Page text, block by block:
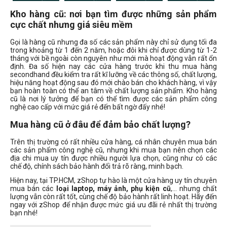
Dòng máy ảnh
Canon DSLR
Canon M
Canon R
Nikon DSLR
Nikon Z
Đời Mac
2010
2022
2023
Kho hàng cũ: nơi bạn tìm được những sản phẩm
cực chất nhưng giá siêu mềm
Gọi là hàng cũ nhưng đa số các sản phẩm này chỉ sử dụng tối đa
trong khoảng từ 1 đến 2 năm, hoặc đôi khi chỉ được dùng từ 1-2
tháng với bề ngoài còn nguyên như mới mà hoạt động vẫn rất ổn
định. Đa số hiện nay các cửa hàng trước khi thu mua hàng
secondhand đều kiểm tra rất kĩ lưỡng về các thông số, chất lượng,
hiệu năng hoạt động sau đó mới chào bán cho khách hàng, vì vậy
bạn hoàn toàn có thể an tâm về chất lượng sản phẩm. Kho hàng
cũ là nơi lý tưởng để bạn có thể tìm được các sản phẩm công
nghệ cao cấp với mức giá rẻ đến bất ngờ đấy nhé!
Mua hàng cũ ở đâu để đảm bảo chất lượng?
Trên thị trường có rất nhiều cửa hàng, cá nhân chuyên mua bán
các sản phẩm công nghệ cũ, nhưng khi mua bạn nên chọn các
địa chi mua uy tín được nhiều người lựa chọn, cũng như có các
chế độ, chính sách bảo hành đổi trả rõ ràng, minh bạch.
Hiện nay, tại TP.HCM, zShop tự hào là một cửa hàng uy tín chuyên
mua bán các
loại laptop, máy ảnh, phụ kiện cũ,… nhưng chất
lượng vẫn còn rất tốt, cùng chế độ bảo hành rất linh hoạt. Hãy đến
ngay với zShop để nhận được mức giá ưu đãi rẻ nhất thị trường
bạn nhé!